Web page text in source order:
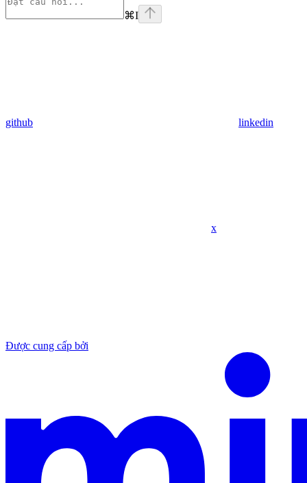
⌘I
github linkedin
x
Được cung cấp bởi